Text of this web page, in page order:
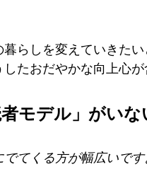
らしを変えていきた
たおだやかな向上心が
モデル」がいな
てくる方が幅広いで